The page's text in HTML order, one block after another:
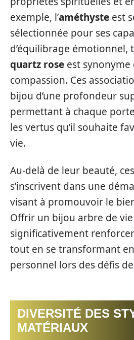
exemple, l’améthyste est
sélectionnée pour ses
d’équilibrage émotionnel,
quartz rose est synonyme
compassion. Ces
bijou d’une profondeur
permettant à chaque
les vertus qu’il souhaite
vie.
Au-delà de leur beauté,
s’inscrivent dans une
visant à promouvoir le
Offrir un bijou arbre de
significativement
tout en se transformant
personnel lors des défis
DIVERSITÉ DES
MATÉRIAUX